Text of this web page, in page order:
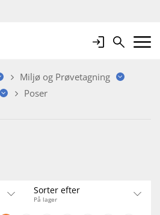
LoginSearchMobile
Miljø og Prøvetagning
Poser
Sorter efter
På lager